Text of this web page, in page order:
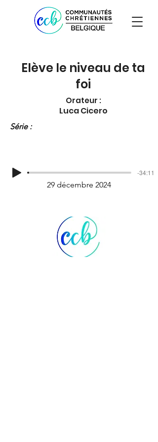
Elève le niveau de ta
foi
Orateur :
Luca Cicero
Série :
-34:11
29 décembre 2024